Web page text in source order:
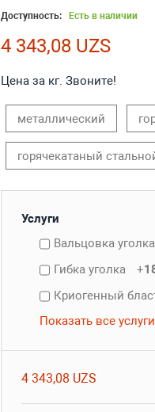
Доступность: Есть в наличии
4 343,08 UZS
Цена за кг. Звоните!
металлический
горячекатаный
Услуги
Вальцовка уголка
Гибка уголка
+
Криогенный
Показать все услуги
4 343,08 UZS